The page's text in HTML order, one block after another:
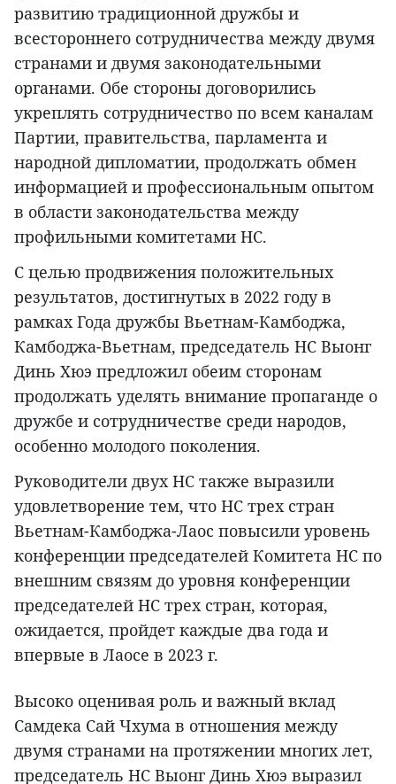
развитию традиционной дружбы и
всестороннего сотрудничества между двумя
странами и двумя законодательными
органами. Обе стороны договорились
укреплять сотрудничество по всем каналам
Партии, правительства, парламента и
народной дипломатии, продолжать обмен
информацией и профессиональным опытом
в области законодательства между
профильными комитетами НС.
С целью продвижения положительных
результатов, достигнутых в 2022 году в
рамках Года дружбы Вьетнам-Камбоджа,
Камбоджа-Вьетнам, председатель НС Выонг
Динь Хюэ предложил обеим сторонам
продолжать уделять внимание пропаганде о
дружбе и сотрудничестве среди народов,
особенно молодого поколения.
Руководители двух НС также выразили
удовлетворение тем, что НС трех стран
Вьетнам-Камбоджа-Лаос повысили уровень
конференции председателей Комитета НС по
внешним связям до уровня конференции
председателей НС трех стран, которая,
ожидается, пройдет каждые два года и
впервые в Лаосе в 2023 г.
Высоко оценивая роль и важный вклад
Самдека Сай Чхума в отношения между
двумя странами на протяжении многих лет,
председатель НС Выонг Динь Хюэ выразил